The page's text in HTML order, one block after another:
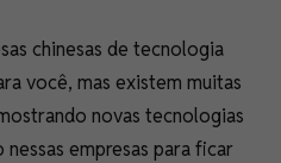
chinesas de tecnologia
você, mas existem muitas
novas tecnologias
empresas para ficar